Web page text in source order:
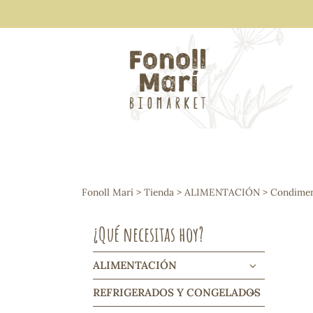
Arroces y legumbres
Frutos secos y snacks
Cereales, mueslis, hinchados y
Galletas y dulces
Vinos y cavas
Condimentos y salsas
Harinas y sémolas
Pasta
Fonoll Marí > Tienda > ALIMENTACIÓN >
¿Qué necesitas hoy?
ALIMENTACIÓN
REFRIGERADOS Y CONGELADOS